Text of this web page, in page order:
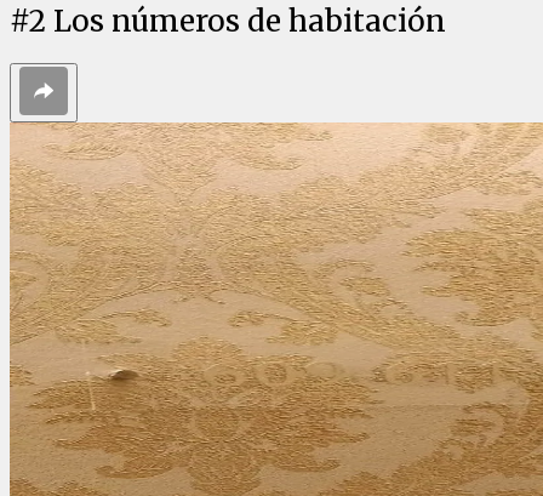
#2 Los números de habitación